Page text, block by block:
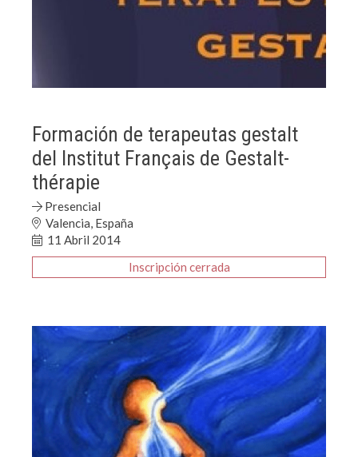
Formación de terapeutas gestalt
del Institut Français de Gestalt-
thérapie
Presencial
Valencia, España
11 Abril 2014
Inscripción